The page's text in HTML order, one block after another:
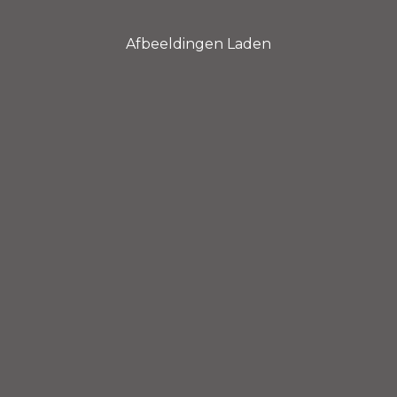
Afbeeldingen Laden